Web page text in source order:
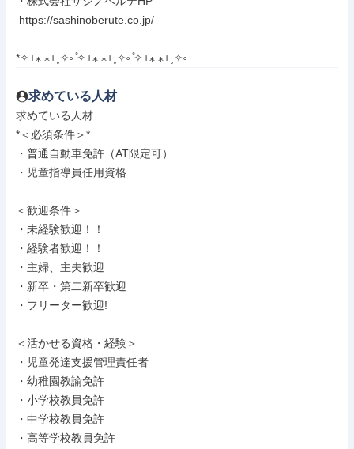
*✧+⁎ ⁎+˳✧༚ ̊✧+⁎ ⁎+˳✧༚ ̊✧+⁎ ⁎+˳✧༚
求めている人材
求めている人材
*＜必須条件＞*
・普通自動車免許（AT限定可）
・児童指導員任用資格
＜歓迎条件＞
・未経験歓迎！！
・経験者歓迎！！
・主婦、主夫歓迎
・新卒・第二新卒歓迎
・フリーター歓迎!
＜活かせる資格・経験＞
・児童発達支援管理責任者
・幼稚園教諭免許
・小学校教員免許
・中学校教員免許
・高等学校教員免許